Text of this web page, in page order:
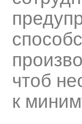
чтоб
к